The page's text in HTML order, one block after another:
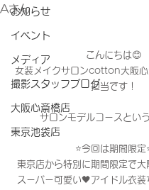
お知らせ
イベント
メディア
撮影スタッフブログ
大阪心斎橋店
東京池袋店
Aさん
こんにちは😊
女装メイクサロンcotton大阪心
担当です！
サロンモデルコースとい
⭐️今回は期間限定
東京店から特別に期間限定で大
スーパー可愛い🖤アイドル衣